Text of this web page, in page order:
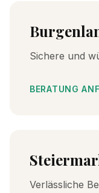
Sichere und
BERATUNG
Verlässliche